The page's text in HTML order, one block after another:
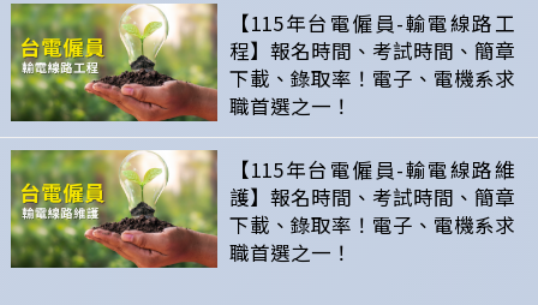
【115年台電僱員-輸電線路工
程】報名時間、考試時間、簡章
下載、錄取率！電子、電機系求
職首選之一！
【115年台電僱員-輸電線路維
護】報名時間、考試時間、簡章
下載、錄取率！電子、電機系求
職首選之一！